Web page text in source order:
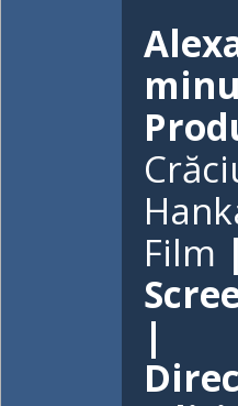
Film |
|